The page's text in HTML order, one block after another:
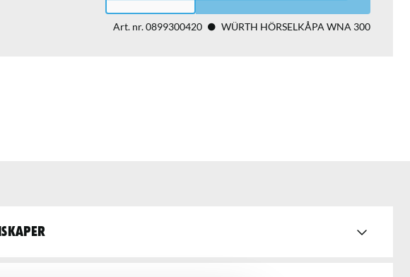
Art. nr.0899300420 WÜRTH HÖRSELKÅPA WNA 300